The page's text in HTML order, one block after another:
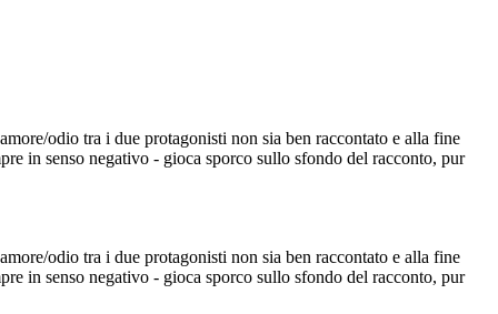
odio tra i due protagonisti non sia ben raccontato e alla fine
in senso negativo - gioca sporco sullo sfondo del racconto, pur
odio tra i due protagonisti non sia ben raccontato e alla fine
in senso negativo - gioca sporco sullo sfondo del racconto, pur